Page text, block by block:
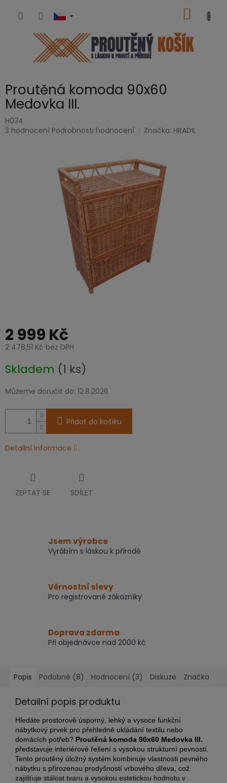
KOŠÍK
Proutěná komoda 90x60
Medovka III.
H034
Průměrné
3 hodnocení Podrobnosti hodnocení Značka: HRADIL
2 999 Kč
2 478,51 Kč bez DPH
cena:
Skladem (1 ks)
Můžeme doručit do: 12.8.2026
Přidat do košíku
Detailní informace
ZEPTAT SE SDÍLET
Jsem výrobce
Vyrábím s láskou k přírodě
Věrnostní slevy
Pro registrované zákazníky
Doprava zdarma
Při objednávce nad 2000 kč
Popis Podobné (8) Hodnocení (3) Diskuze Značka
Detailní popis produktu
Hledáte prostorově úsporný, lehký a vysoce funkční
nábytkový prvek pro přehledné ukládání textilu nebo
domácích potřeb? Proutěná komoda 90x60 Medovka III.
představuje interiérové řešení s vysokou strukturní pevností.
Tento proutěný úložný systém kombinuje vlastnosti pevného
nábytku s přirozenou prodyšností vrbového dřeva, což
zajišťuje stálost tvaru a vysokou estetickou hodnotu v